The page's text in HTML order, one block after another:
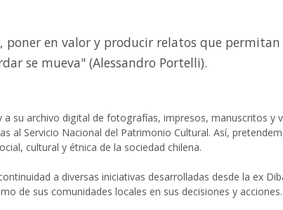
poner en valor y producir relatos que
se mueva" (Alessandro Portelli).
su archivo digital de fotografías, impresos, manuscritos y
al Servicio Nacional del Patrimonio Cultural. Así,
cultural y étnica de la sociedad chilena.
a diversas iniciativas desarrolladas desde la ex
de sus comunidades locales en sus decisiones y acciones.